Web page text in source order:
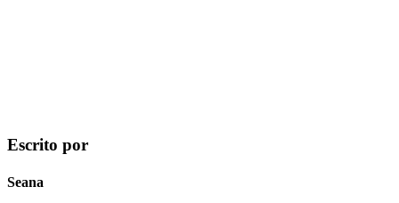
Escrito por
Seana